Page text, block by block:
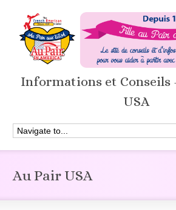
Informations et Conseils
USA
Au Pair USA